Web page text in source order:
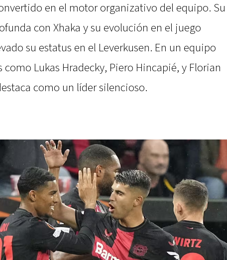
en el motor organizativo del equipo. Su
con Xhaka y su evolución en el juego
su estatus en el Leverkusen. En un equipo
como Lukas Hradecky, Piero Hincapié, y Florian
como un líder silencioso.